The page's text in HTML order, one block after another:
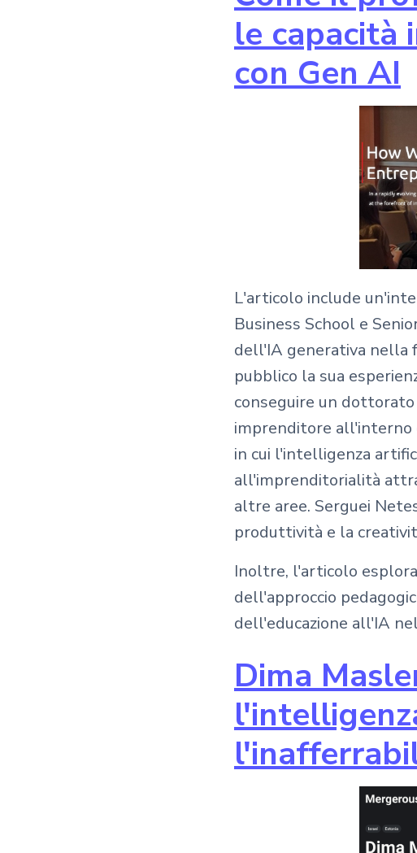
le capacità
con Gen AI
L'articolo include
Business School e
dell'IA generativa nella
pubblico la sua
conseguire un dottorato
imprenditore all'interno
in cui l'intelligenza
all'imprenditorialità
altre aree. Serguei
produttività e la
Inoltre, l'articolo esplora
dell'approccio
dell'educazione all'IA
Dima